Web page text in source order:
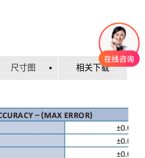
尺寸图 相关下载